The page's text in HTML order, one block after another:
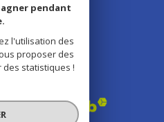
pendant
l'utilisation des
proposer des
statistiques !